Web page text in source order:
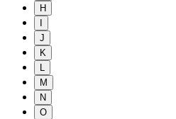
H
J
K
L
M
N
O